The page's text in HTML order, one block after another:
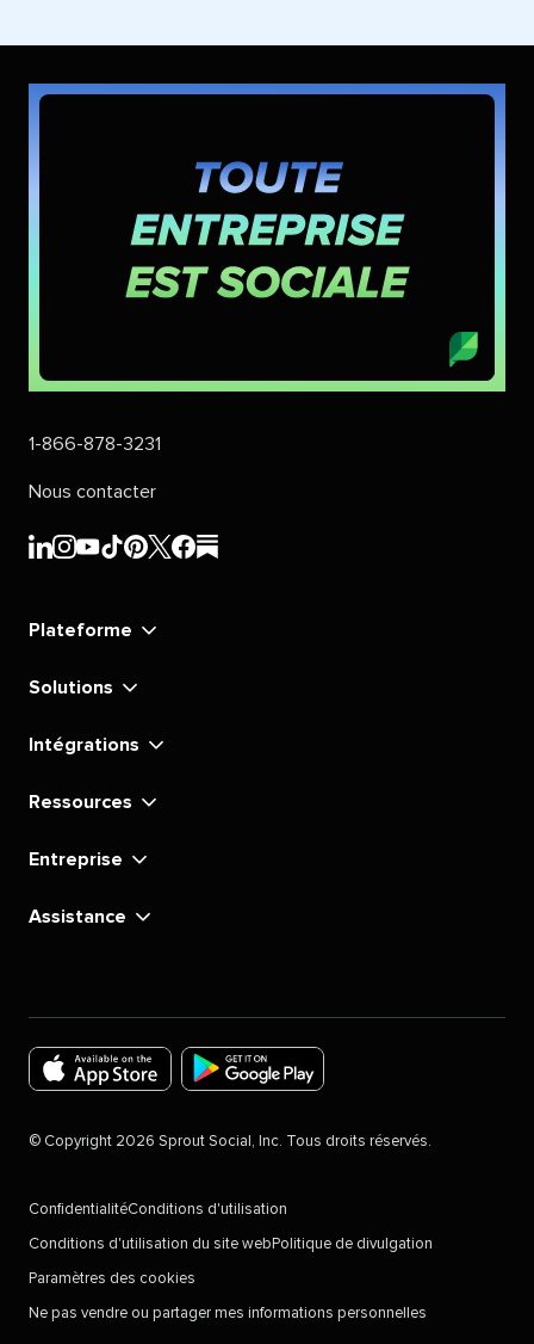
1-866-878-3231
Nous contacter
Sprout
Sprout
Sprout
Sprout
Sprout
Sprout
Sprout
Sprout
Plateforme
Solutions
Intégrations
Ressources
Entreprise
Assistance
the
Social
app
the
Social
app
© Copyright 2026 Sprout Social, Inc. Tous droits réservés.
ConfidentialitéConditions d'utilisation
Conditions d'utilisation du site web Politique de divulgation
Paramètres des cookies
Ne pas vendre ou partager mes informations personnelles